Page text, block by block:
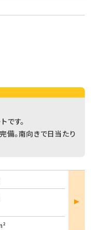
です。
備。南向きで日当たり
部屋
詳細